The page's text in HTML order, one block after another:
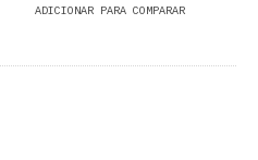
ADICIONAR PARA COMPARAR